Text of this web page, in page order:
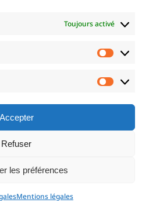
Toujours activé
Accepter
Refuser
les préférences
Mentions légales
– EPU